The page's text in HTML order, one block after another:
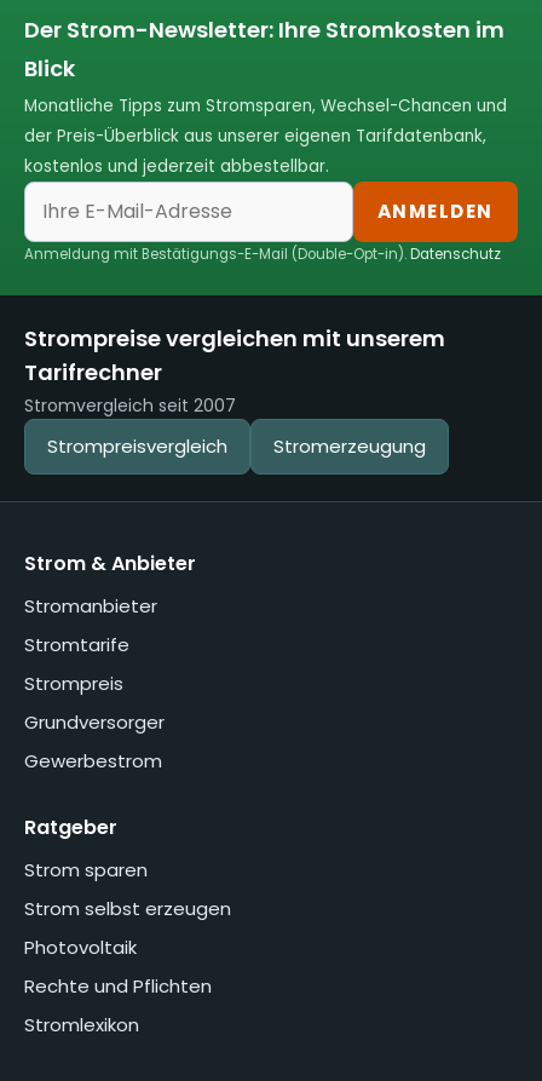
Der Strom-Newsletter: Ihre Stromkosten im
Blick
Monatliche Tipps zum Stromsparen, Wechsel-Chancen und
der Preis-Überblick aus unserer eigenen Tarifdatenbank,
kostenlos und jederzeit abbestellbar.
ANMELDEN
Anmeldung mit Bestätigungs-E-Mail (Double-Opt-in).Datenschutz
Strompreise vergleichen mit unserem
Tarifrechner
Stromvergleich seit 2007
Strompreisvergleich Stromerzeugung
Strom & Anbieter
Stromanbieter
Stromtarife
Strompreis
Grundversorger
Gewerbestrom
Ratgeber
Strom sparen
Strom selbst erzeugen
Photovoltaik
Rechte und Pflichten
Stromlexikon